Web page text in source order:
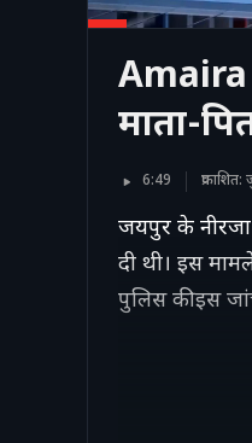
माता-
6:49
जयपुर के नीरजा
दी थी। इस
पुलिस की इस